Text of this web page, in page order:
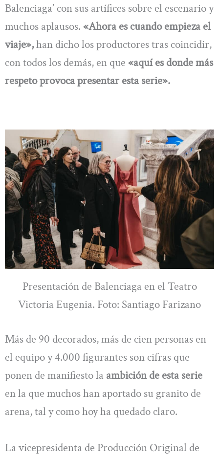
Balenciaga’ con sus artífices sobre el escenario y
muchos aplausos. «Ahora es cuando empieza el
viaje»,han dicho los productores tras coincidir,
con todos los demás, en que «aquí es donde más
respeto provoca presentar esta serie».
Presentación de Balenciaga en el Teatro
Victoria Eugenia. Foto: Santiago Farizano
Más de 90 decorados, más de cien personas en
el equipo y 4.000 figurantes son cifras que
ponen de manifiesto la ambición de esta serie
en la que muchos han aportado su granito de
arena, tal y como hoy ha quedado claro.
La vicepresidenta de Producción Original de